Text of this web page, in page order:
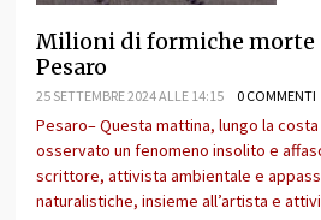
Milioni di formiche morte
Pesaro
25 SETTEMBRE 2024 ALLE 14:15 0 COMMENTI
Pesaro– Questa mattina, lungo la
osservato un fenomeno insolito e
scrittore, attivista ambientale e
naturalistiche, insieme all’artista e